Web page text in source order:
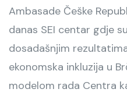
Ambasade Češke
danas SEI centar gdje
dosadašnjim
ekonomska inkluzija u
modelom rada Centra